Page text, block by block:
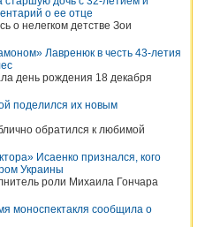
о ее отце
о нелегком детстве Зои
Лавренюк в честь 43-летия
день рождения 18 декабря
поделился их новым
обратился к любимой
Исаенко признался, кого
Украины
роли Михаила Гончара
моноспектакля сообщила о